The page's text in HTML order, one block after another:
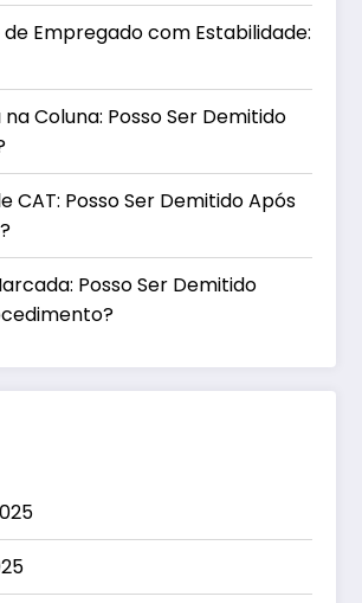
de Empregado com Estabilidade:
Coluna: Posso Ser Demitido
CAT: Posso Ser Demitido Após
Posso Ser Demitido